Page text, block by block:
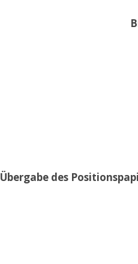
Übergabe des